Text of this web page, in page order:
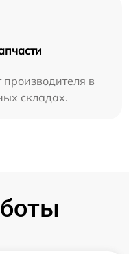
производителя в
складах.